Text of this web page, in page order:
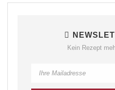
Kein Rezept